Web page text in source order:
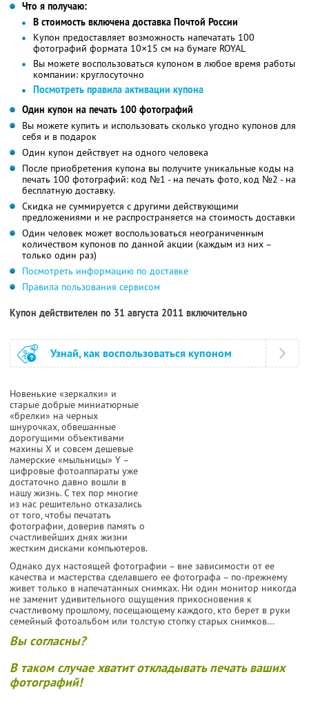
Что я получаю:
В стоимость включена доставка Почтой России
Купон предоставляет возможность напечатать 100
фотографий формата 10×15 см на бумаге ROYAL
Вы можете воспользоваться купоном в любое время работы
компании: круглосуточно
Посмотреть правила активации купона
Один купон на печать 100 фотографий
Вы можете купить и использовать сколько угодно купонов для
себя и в подарок
Один купон действует на одного человека
После приобретения купона вы получите уникальные коды на
печать 100 фотографий: код №1 - на печать фото, код №2 - на
бесплатную доставку.
Скидка не суммируется с другими действующими
предложениями и не распространяется на стоимость доставки
Один человек может воспользоваться неограниченным
количеством купонов по данной акции (каждым из них –
только один раз)
Посмотреть информацию по доставке
Правила пользования сервисом
Купон действителен по 31 августа 2011 включительно
Узнай, как воспользоваться купоном
Новенькие «зеркалки» и
старые добрые миниатюрные
«брелки» на черных
шнурочках, обвешанные
дорогущими объективами
махины X и совсем дешевые
ламерские «мыльницы» Y –
цифровые фотоаппараты уже
достаточно давно вошли в
нашу жизнь. С тех пор многие
из нас решительно отказались
от того, чтобы печатать
фотографии, доверив память о
счастливейших днях жизни
жестким дисками компьютеров.
Однако дух настоящей фотографии – вне зависимости от ее
качества и мастерства сделавшего ее фотографа – по-прежнему
живет только в напечатанных снимках. Ни один монитор никогда
не заменит удивительного ощущения прикосновения к
счастливому прошлому, посещающему каждого, кто берет в руки
семейный фотоальбом или толстую стопку старых снимков...
Вы согласны?
В таком случае хватит откладывать печать ваших
фотографий!